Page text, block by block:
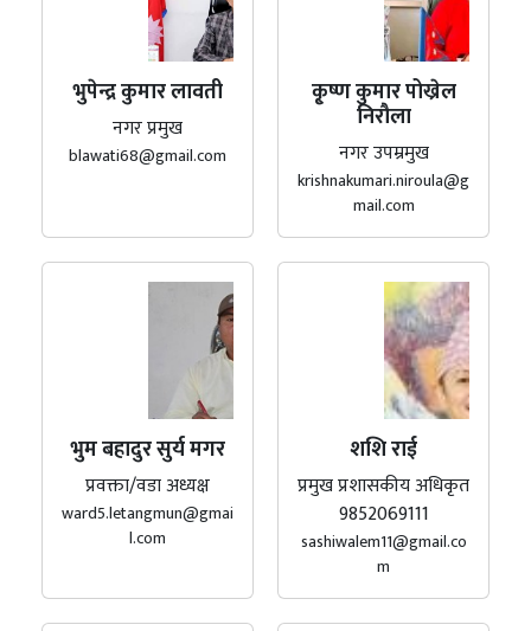
भुपेन्द्र कुमार लावती
नगर प्रमुख
blawati68@gmail.com
कृ्ष्ण कुमार पोख्रेल
निरौला
नगर उपम्रमुख
krishnakumari.niroula@g
mail.com
भुम बहादुर सुर्य मगर
प्रवक्ता/वडा अध्यक्ष
ward5.letangmun@gmai
l.com
शशि राई
प्रमुख प्रशासकीय अधिकृत
9852069111
sashiwalem11@gmail.co
m